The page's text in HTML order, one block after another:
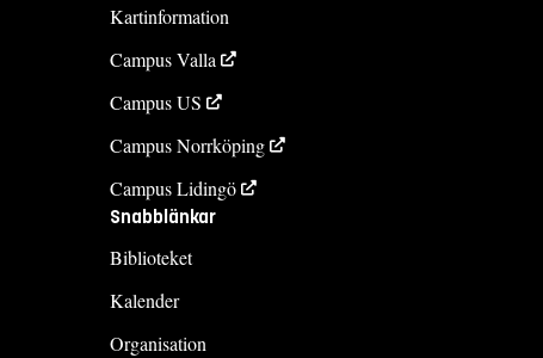
Kartinformation
Campus Valla
Campus US
Campus Norrköping
Campus Lidingö
Snabblänkar
Biblioteket
Kalender
Organisation